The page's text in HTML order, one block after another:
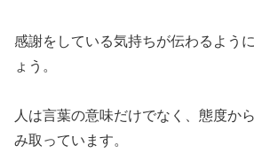
感謝をしている気持ちが伝わるよう
ょう。
人は言葉の意味だけでなく、態度か
み取っています。